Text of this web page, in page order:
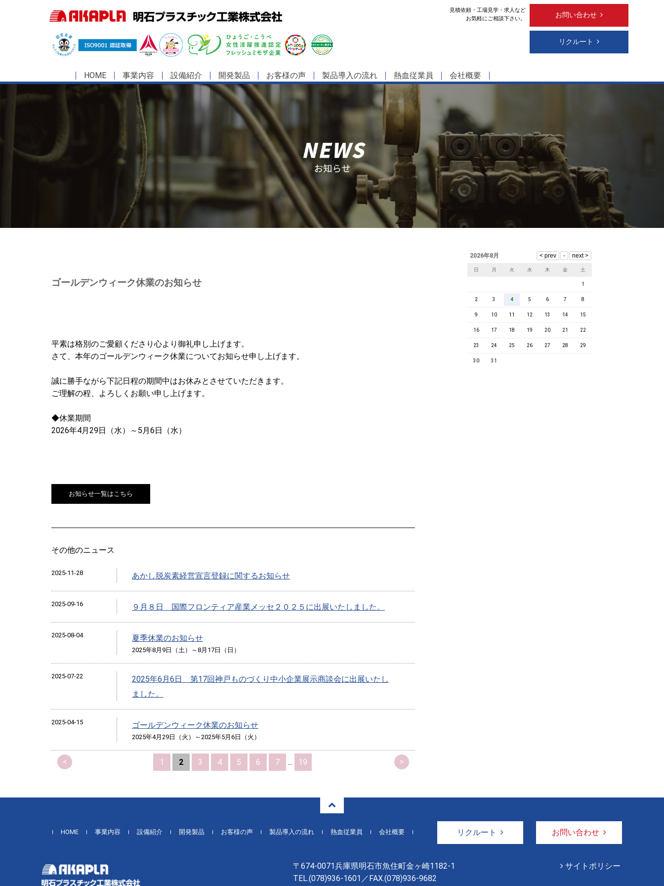
見積依頼・工場見学・求人など
お気軽にご相談下さい。
お問い合わせ
リクルート
HOME 事業内容 設備紹介 開発製品 お客様の声 製品導入の流れ 熱血従業員 会社概要
ゴールデンウィーク休業のお知らせ
平素は格別のご愛顧くださり心より御礼申し上げます。
さて、本年のゴールデンウィーク休業についてお知らせ申し上げます。
誠に勝手ながら下記日程の期間中はお休みとさせていただきます。
ご理解の程、よろしくお願い申し上げます。
◆休業期間
2026年4月29日（水）～5月6日（水）
お知らせ一覧はこちら
2026年8月
日 月 火 水 木 金 土
1
2 3 4 5 6 7 8
9 10 11 12 13 14 15
16 17 18 19 20 21 22
23 24 25 26 27 28 29
30 31
その他のニュース
2025-11-28 あかし脱炭素経営宣言登録に関するお知らせ
2025-09-16 ９月８日 国際フロンティア産業メッセ２０２５に出展いたしました。
2025-08-04 夏季休業のお知らせ
2025年8月9日（土）～8月17日（日）
2025-07-22
2025年6月6日 第17回神戸ものづくり中小企業展示商談会に出展いたし
ました。
2025-04-15 ゴールデンウィーク休業のお知らせ
2025年4月29日（火）～2025年5月6日（火）
< 1 2 3 4 5 6 7 ... 19 >
HOME 事業内容 設備紹介 開発製品 お客様の声 製品導入の流れ 熱血従業員 会社概要 リクルート お問い合わせ
〒674-0071兵庫県明石市魚住町金ヶ崎1182-1
TEL.(078)936-1601 ／FAX.(078)936-9682
サイトポリシー